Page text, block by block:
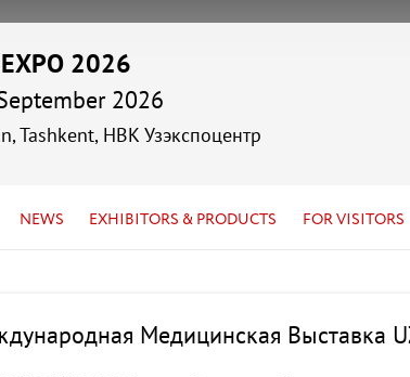
2026
2026
Tashkent, НВК Узэкспоцентр
NEWS EXHIBITORS & PRODUCTS FOR VISITORS
Медицинская Выставка